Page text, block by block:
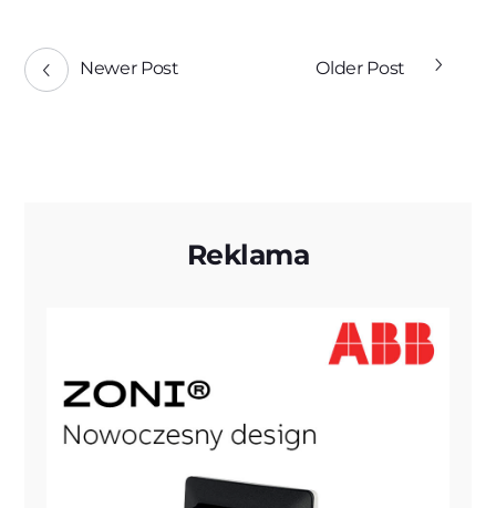
Newer Post Older Post
Reklama